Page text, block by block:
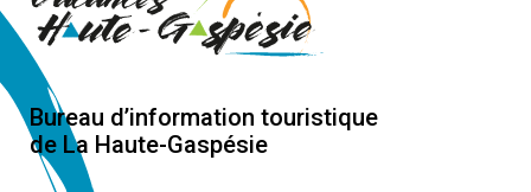
Bureau d’information touristique
de La Haute-Gaspésie